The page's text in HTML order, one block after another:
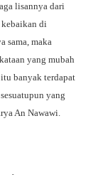
lisannya dari
kebaikan di
sama, maka
yang mubah
banyak terdapat
yang
An Nawawi.